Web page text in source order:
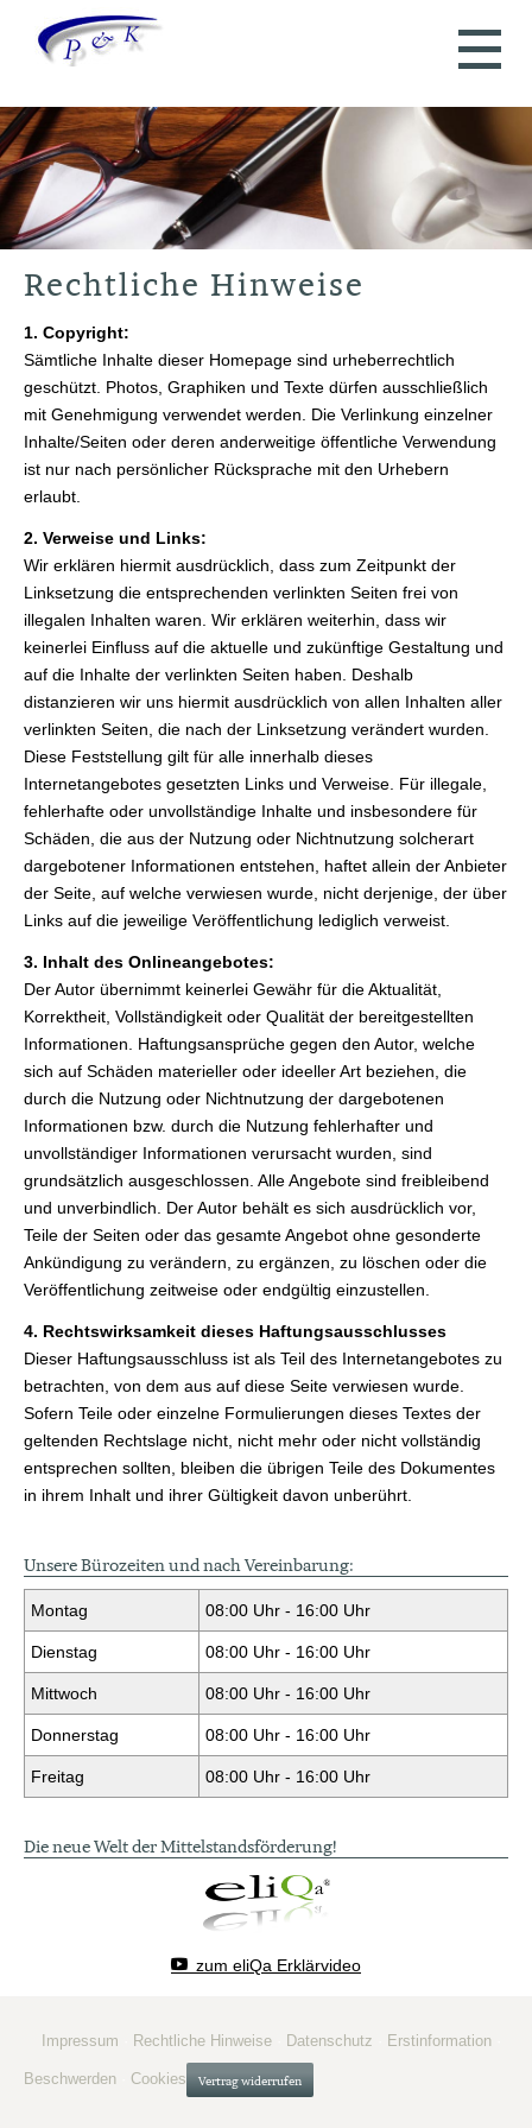
Rechtliche Hinweise
1. Copyright:
Sämtliche Inhalte dieser Homepage sind urheberrechtlich
geschützt. Photos, Graphiken und Texte dürfen ausschließlich
mit Genehmigung verwendet werden. Die Verlinkung einzelner
Inhalte/Seiten oder deren anderweitige öffentliche Verwendung
ist nur nach persönlicher Rücksprache mit den Urhebern
erlaubt.
2. Verweise und Links:
Wir erklären hiermit ausdrücklich, dass zum Zeitpunkt der
Linksetzung die entsprechenden verlinkten Seiten frei von
illegalen Inhalten waren. Wir erklären weiterhin, dass wir
keinerlei Einfluss auf die aktuelle und zukünftige Gestaltung und
auf die Inhalte der verlinkten Seiten haben. Deshalb
distanzieren wir uns hiermit ausdrücklich von allen Inhalten aller
verlinkten Seiten, die nach der Linksetzung verändert wurden.
Diese Feststellung gilt für alle innerhalb dieses
Internetangebotes gesetzten Links und Verweise. Für illegale,
fehlerhafte oder unvollständige Inhalte und insbesondere für
Schäden, die aus der Nutzung oder Nichtnutzung solcherart
dargebotener Informationen entstehen, haftet allein der Anbieter
der Seite, auf welche verwiesen wurde, nicht derjenige, der über
Links auf die jeweilige Veröffentlichung lediglich verweist.
3. Inhalt des Onlineangebotes:
Der Autor übernimmt keinerlei Gewähr für die Aktualität,
Korrektheit, Vollständigkeit oder Qualität der bereitgestellten
Informationen. Haftungsansprüche gegen den Autor, welche
sich auf Schäden materieller oder ideeller Art beziehen, die
durch die Nutzung oder Nichtnutzung der dargebotenen
Informationen bzw. durch die Nutzung fehlerhafter und
unvollständiger Informationen verursacht wurden, sind
grundsätzlich ausgeschlossen. Alle Angebote sind freibleibend
und unverbindlich. Der Autor behält es sich ausdrücklich vor,
Teile der Seiten oder das gesamte Angebot ohne gesonderte
Ankündigung zu verändern, zu ergänzen, zu löschen oder die
Veröffentlichung zeitweise oder endgültig einzustellen.
4. Rechtswirksamkeit dieses Haftungsausschlusses
Dieser Haftungsausschluss ist als Teil des Internetangebotes zu
betrachten, von dem aus auf diese Seite verwiesen wurde.
Sofern Teile oder einzelne Formulierungen dieses Textes der
geltenden Rechtslage nicht, nicht mehr oder nicht vollständig
entsprechen sollten, bleiben die übrigen Teile des Dokumentes
in ihrem Inhalt und ihrer Gültigkeit davon unberührt.
Unsere Bürozeiten und nach Vereinbarung:
Montag 08:00 Uhr - 16:00 Uhr
Dienstag 08:00 Uhr - 16:00 Uhr
Mittwoch 08:00 Uhr - 16:00 Uhr
Donnerstag 08:00 Uhr - 16:00 Uhr
Freitag 08:00 Uhr - 16:00 Uhr
Die neue Welt der Mittelstandsförderung!
zum eliQa Erklärvideo
Impressum Rechtliche Hinweise Datenschutz Erstinformation
Beschwerden Cookies Vertrag widerrufen